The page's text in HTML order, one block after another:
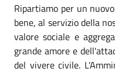
Ripartiamo per un
bene, al servizio della
valore sociale e
grande amore e
del vivere civile.